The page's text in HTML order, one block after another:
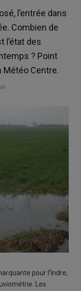
l’entrée dans
Combien de
l’état des
? Point
Météo Centre.
pour l’Indre,
Les